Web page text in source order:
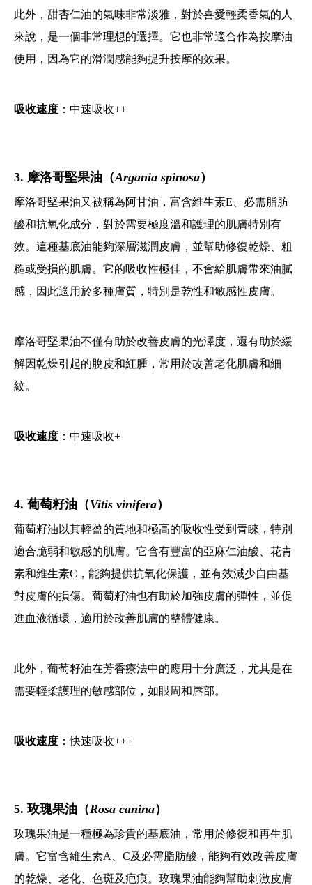
此外，甜杏仁油的氣味非常淡雅，對於喜愛輕柔香氣的人
來說，是一個非常理想的選擇。它也非常適合作為按摩油
使用，因為它的滑潤感能夠提升按摩的效果。
吸收速度 ：中速吸收++
3. 摩洛哥堅果油（Argania spinosa）
摩洛哥堅果油又被稱為阿甘油，富含維生素E、必需脂肪
酸和抗氧化成分，對於需要極度溫和護理的肌膚特別有
效。這種基底油能夠深層滋潤皮膚，並幫助修復乾燥、粗
糙或受損的肌膚。它的吸收性極佳，不會給肌膚帶來油膩
感，因此適用於多種膚質，特別是乾性和敏感性皮膚。
摩洛哥堅果油不僅有助於改善皮膚的光澤度，還有助於緩
解因乾燥引起的脫皮和紅腫，常用於改善老化肌膚和細
紋。
吸收速度 ：中速吸收+
4. 葡萄籽油（Vitis vinifera）
葡萄籽油以其輕盈的質地和極高的吸收性受到青睞，特別
適合脆弱和敏感的肌膚。它含有豐富的亞麻仁油酸、花青
素和維生素C，能夠提供抗氧化保護，並有效減少自由基
對皮膚的損傷。葡萄籽油也有助於加強皮膚的彈性，並促
進血液循環，適用於改善肌膚的整體健康。
此外，葡萄籽油在芳香療法中的應用十分廣泛，尤其是在
需要輕柔護理的敏感部位，如眼周和唇部。
吸收速度 ：快速吸收+++
5. 玫瑰果油（Rosa canina）
玫瑰果油是一種極為珍貴的基底油，常用於修復和再生肌
膚。它富含維生素A、C及必需脂肪酸，能夠有效改善皮膚
的乾燥、老化、色斑及疤痕。玫瑰果油能夠幫助刺激皮膚